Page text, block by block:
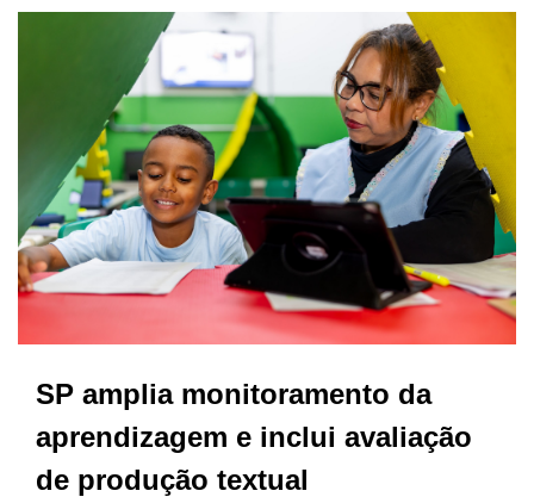
SP amplia monitoramento da
aprendizagem e inclui avaliação
de produção textual